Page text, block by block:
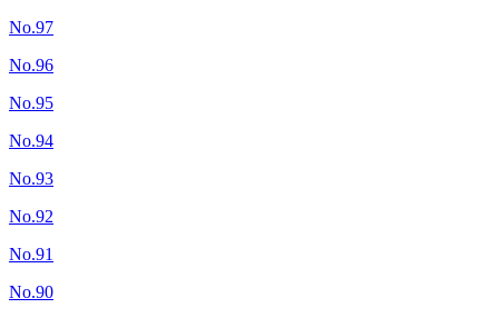
No.97
No.96
No.95
No.94
No.93
No.92
No.91
No.90